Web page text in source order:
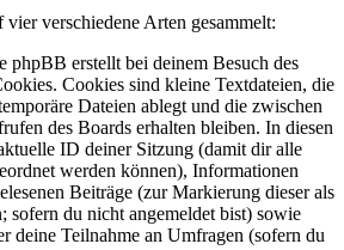
verschiedene Arten gesammelt:
phpBB erstellt bei deinem Besuch des
Cookies sind kleine Textdateien, die
Dateien ablegt und die zwischen
des Boards erhalten bleiben. In diesen
ID deiner Sitzung (damit dir alle
werden können), Informationen
Beiträge (zur Markierung dieser als
sofern du nicht angemeldet bist) sowie
deine Teilnahme an Umfragen (sofern du